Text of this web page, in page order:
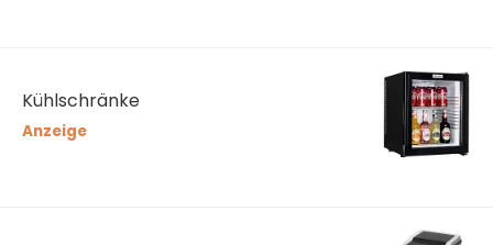
Kühlschränke
Anzeige